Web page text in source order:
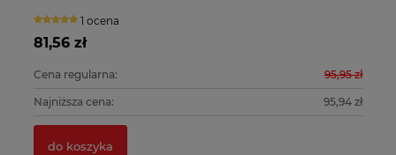
1 ocena
81,56 zł
Cena regularna: 95,95 zł
Najniższa cena: 95,94 zł
do koszyka